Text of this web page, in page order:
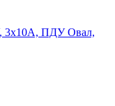
3x10A, ПДУ Овал,